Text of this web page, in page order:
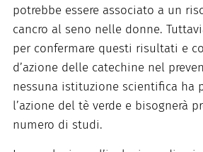
potrebbe essere associato a un
cancro al seno nelle donne.
per confermare questi risultati e
d’azione delle catechine nel
nessuna istituzione scientifica ha
l’azione del tè verde e bisognerà
numero di studi.